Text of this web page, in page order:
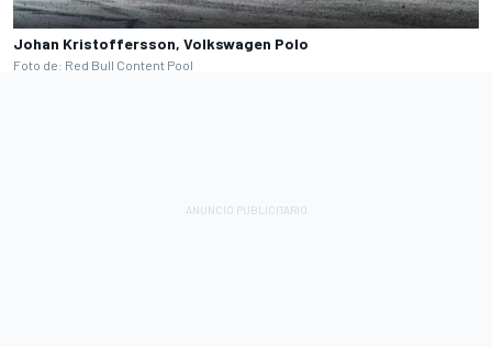
Johan Kristoffersson, Volkswagen Polo
Foto de: Red Bull Content Pool